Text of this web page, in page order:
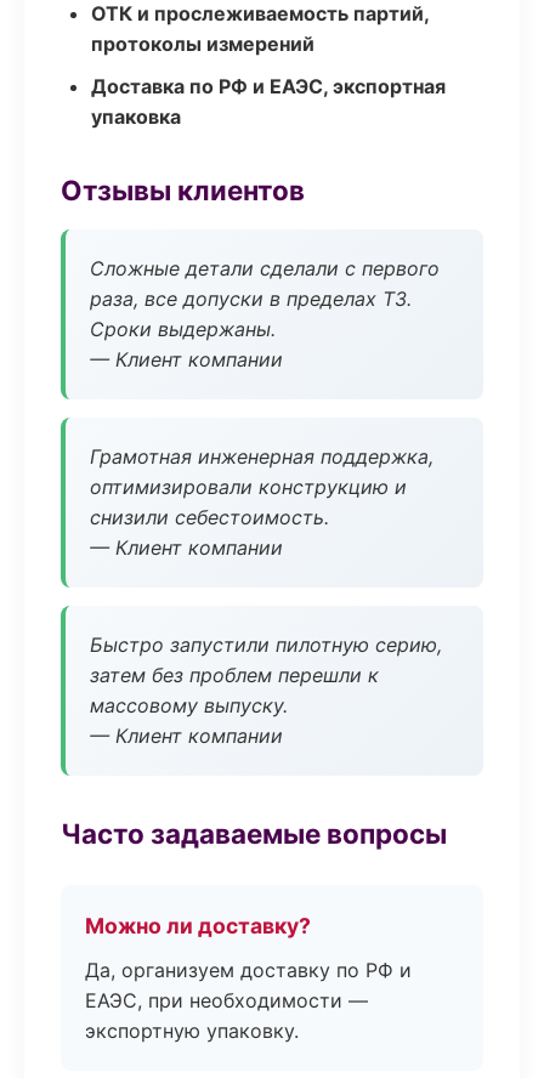
ОТК и прослеживаемость партий,
протоколы измерений
Доставка по РФ и ЕАЭС, экспортная
упаковка
Отзывы клиентов
Сложные детали сделали с первого
раза, все допуски в пределах ТЗ.
Сроки выдержаны.
— Клиент компании
Грамотная инженерная поддержка,
оптимизировали конструкцию и
снизили себестоимость.
— Клиент компании
Быстро запустили пилотную серию,
затем без проблем перешли к
массовому выпуску.
— Клиент компании
Часто задаваемые вопросы
Можно ли доставку?
Да, организуем доставку по РФ и
ЕАЭС, при необходимости —
экспортную упаковку.